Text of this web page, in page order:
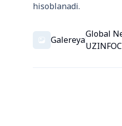
hisoblanadi.
Galereya
Global